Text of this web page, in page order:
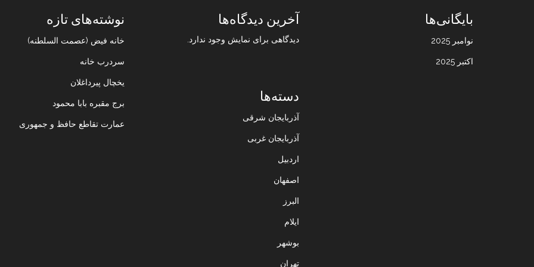
نوشته‌های تازه
خانه فیض (عصمت السلطنه)
سردرب خانه
یخچال پیرداغلان
برج مقبره بابا محمود
عمارت تقاطع حافظ و جمهوری
آخرین دیدگاه‌ها
دیدگاهی برای نمایش وجود ندارد.
بایگانی‌ها
نوامبر 2025
اکتبر 2025
دسته‌ها
آذربایجان شرقی
آذربایجان غربی
اردبیل
اصفهان
البرز
ایلام
بوشهر
تهران